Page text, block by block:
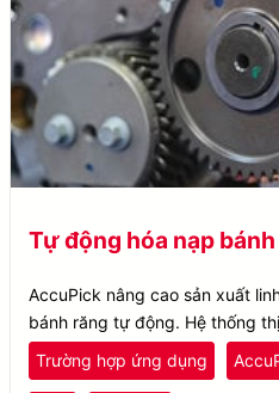
Tự động hóa nạp
AccuPick nâng cao sản xuất
bánh răng tự động. Hệ thống
xác và tránh va chạm.
Trường hợp ứng dụng